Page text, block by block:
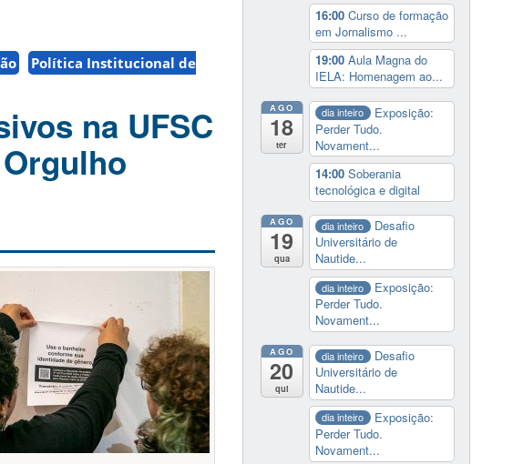
Política Institucional de
na UFSC
16:00 Curso de formação
em Jornalismo ...
19:00 Aula Magna do
IELA: Homenagem ao...
AGO
18
ter
dia inteiro
Exposição:
Perder Tudo.
Novament...
14:00 Soberania
tecnológica e digital
AGO
19
qua
dia inteiro
Desafio
Universitário de
Nautide...
dia inteiro
Exposição:
Perder Tudo.
Novament...
AGO
20
qui
dia inteiro
Desafio
Universitário de
Nautide...
dia inteiro
Exposição:
Perder Tudo.
Novament...